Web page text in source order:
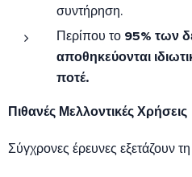
συντήρηση.
Περίπου το 95% των
αποθηκεύονται
ποτέ.
Πιθανές Μελλοντικές Χρήσεις
Σύγχρονες έρευνες εξετάζουν